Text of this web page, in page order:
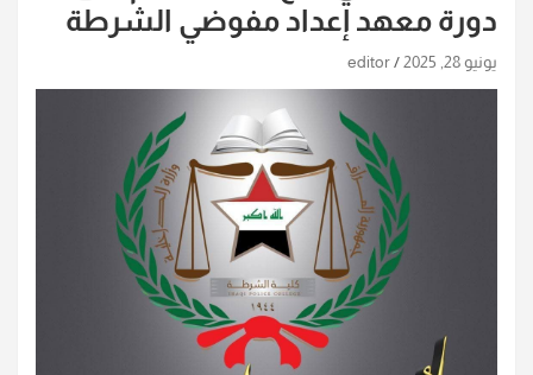
دورة معهد إعداد مفوضي الشرطة
يونيو 28, 2025 editor